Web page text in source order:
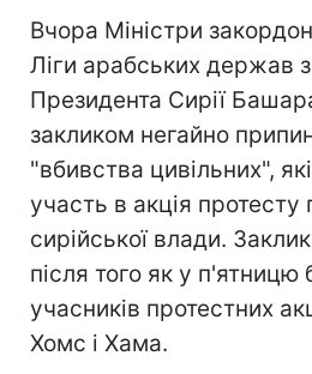
Вчора Міністри
Ліги арабських держав
Президента Сирії
закликом негайно
"вбивства цивільних",
участь в акція протесту
сирійської влади.
після того як у п'ятницю
учасників протестних
Хомс і Хама.